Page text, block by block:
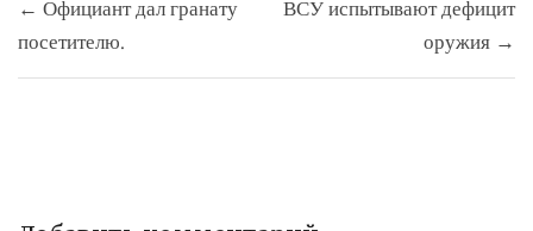
по
записям
← Официант дал гранату
посетителю.
ВСУ испытывают дефицит
оружия →